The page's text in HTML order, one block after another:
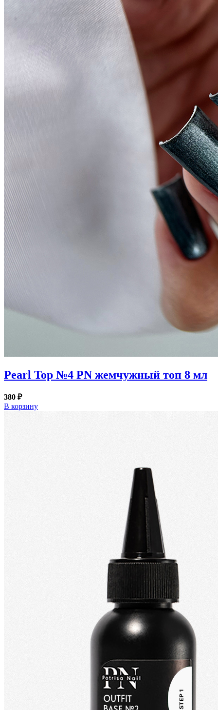
Pearl Top №4 PN жемчужный топ 8 мл
380 ₽
В корзину